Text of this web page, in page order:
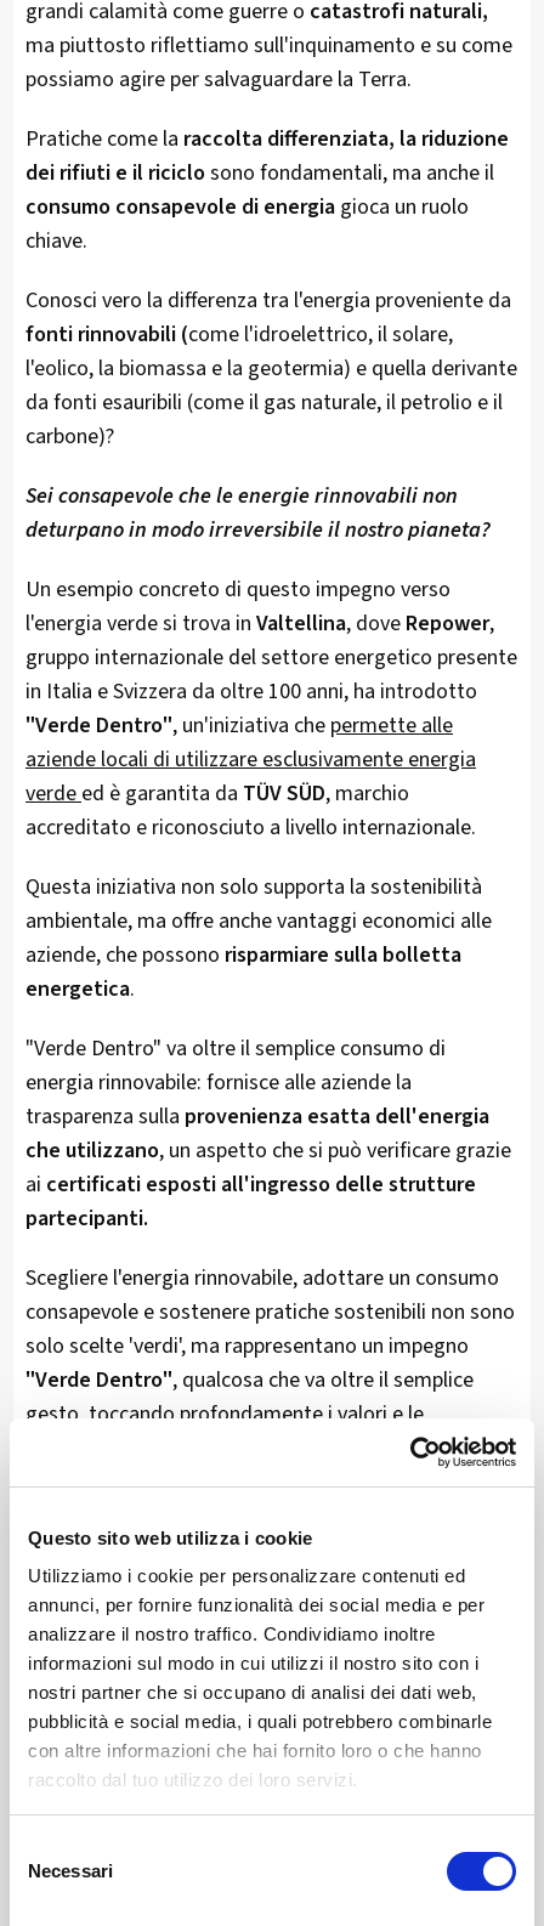
Questo sito web utilizza i cookie
Utilizziamo i cookie per personalizzare contenuti ed
annunci, per fornire funzionalità dei social media e per
analizzare il nostro traffico. Condividiamo inoltre
informazioni sul modo in cui utilizzi il nostro sito con i
nostri partner che si occupano di analisi dei dati web,
pubblicità e social media, i quali potrebbero combinarle
con altre informazioni che hai fornito loro o che hanno
raccolto dal tuo utilizzo dei loro servizi.
delNecessari
grandi calamità come guerre o catastrofi naturali,
ma piuttosto riflettiamo sull'inquinamento e su come
possiamo agire per salvaguardare la Terra.
Pratiche come la raccolta differenziata, la riduzione
dei rifiuti e il riciclo sono fondamentali, ma anche il
consumo consapevole di energia gioca un ruolo
chiave.
Conosci vero la differenza tra l'energia proveniente da
fonti rinnovabili (come l'idroelettrico, il solare,
l'eolico, la biomassa e la geotermia) e quella derivante
da fonti esauribili (come il gas naturale, il petrolio e il
carbone)?
Sei consapevole che le energie rinnovabili non
deturpano in modo irreversibile il nostro pianeta?
Un esempio concreto di questo impegno verso
l'energia verde si trova in Valtellina, dove Repower,
gruppo internazionale del settore energetico presente
in Italia e Svizzera da oltre 100 anni, ha introdotto
"Verde Dentro", un'iniziativa che permette alle
aziende locali di utilizzare esclusivamente energia
verde ed è garantita da TÜV SÜD, marchio
accreditato e riconosciuto a livello internazionale.
Questa iniziativa non solo supporta la sostenibilità
ambientale, ma offre anche vantaggi economici alle
aziende, che possono risparmiare sulla bolletta
energetica.
"Verde Dentro" va oltre il semplice consumo di
energia rinnovabile: fornisce alle aziende la
trasparenza sulla provenienza esatta dell'energia
che utilizzano, un aspetto che si può verificare grazie
ai certificati esposti all'ingresso delle strutture
partecipanti.
Scegliere l'energia rinnovabile, adottare un consumo
consapevole e sostenere pratiche sostenibili non sono
solo scelte 'verdi', ma rappresentano un impegno
"Verde Dentro", qualcosa che va oltre il semplice
gesto, toccando profondamente i valori e le
responsabilità di ciascuno di noi nei confronti del
nostro mondo.
Più di30 aziende valtellinesihanno deciso di
compiere un passo verso la salvezza del pianeta.
Perché consumare energia rinnovabile è verde, ma
avere l’identikit dell’energia consumata è verde
dentro.
Perché consumare meno è verde, ma utilizzare
impianti efficienti è verde dentro.
Perché guidare mezzi ibridi è verde, ma viaggiare su